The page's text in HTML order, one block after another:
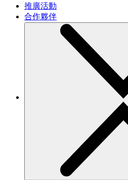
推廣活動
合作夥伴